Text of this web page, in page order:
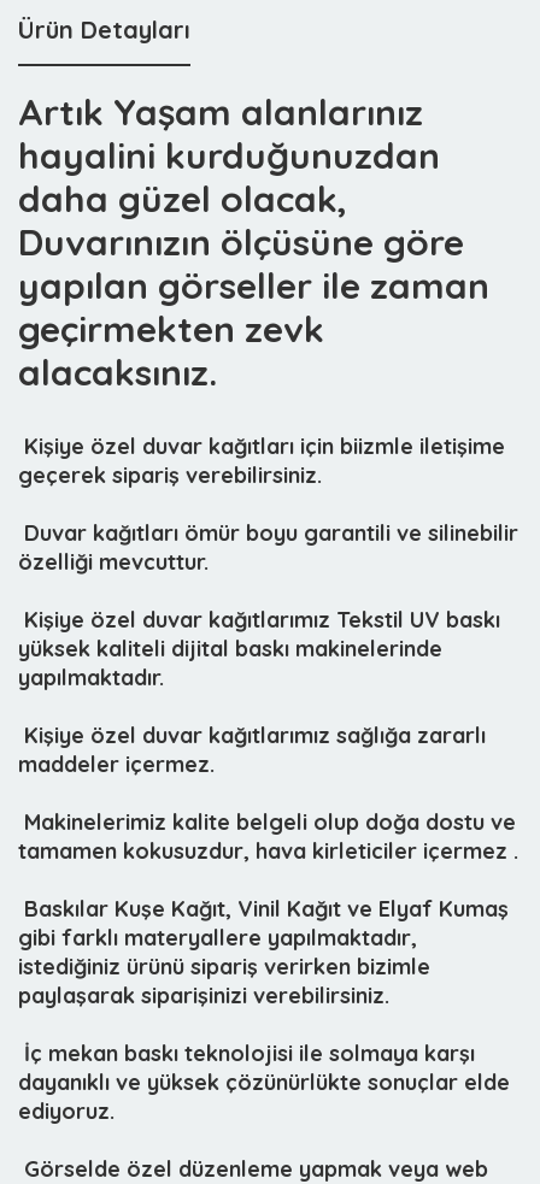
Ürün Detayları
Artık Yaşam alanlarınız
hayalini kurduğunuzdan
daha güzel olacak,
Duvarınızın ölçüsüne göre
yapılan görseller ile zaman
geçirmekten zevk
alacaksınız.
 Kişiye özel duvar kağıtları için biizmle iletişime
geçerek sipariş verebilirsiniz.
 Duvar kağıtları ömür boyu garantili ve silinebilir
özelliği mevcuttur.
 Kişiye özel duvar kağıtlarımız Tekstil UV baskı
yüksek kaliteli dijital baskı makinelerinde
yapılmaktadır.
 Kişiye özel duvar kağıtlarımız sağlığa zararlı
maddeler içermez.
 Makinelerimiz kalite belgeli olup doğa dostu ve
tamamen kokusuzdur, hava kirleticiler içermez .
 Baskılar Kuşe Kağıt, Vinil Kağıt ve Elyaf Kumaş
gibi farklı materyallere yapılmaktadır,
istediğiniz ürünü sipariş verirken bizimle
paylaşarak siparişinizi verebilirsiniz.
 İç mekan baskı teknolojisi ile solmaya karşı
dayanıklı ve yüksek çözünürlükte sonuçlar elde
ediyoruz.
 Görselde özel düzenleme yapmak veya web